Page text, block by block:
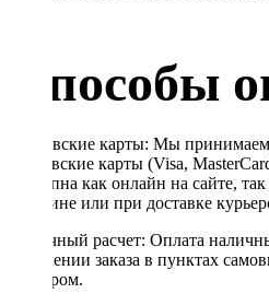
Способы
Банковские карты: Мы
банковские карты (Visa,
доступна как онлайн на сайте,
магазине или при доставке
Наличный расчет: Оплата
получении заказа в пунктах
курьером.